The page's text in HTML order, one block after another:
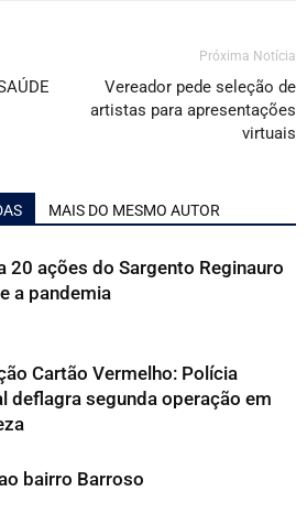
Próxima Notícia
Vereador pede seleção de
artistas para apresentações
virtuais
MAIS DO MESMO AUTOR
20 ações do Sargento Reginauro
a pandemia
Cartão Vermelho: Polícia
deflagra segunda operação em
bairro Barroso